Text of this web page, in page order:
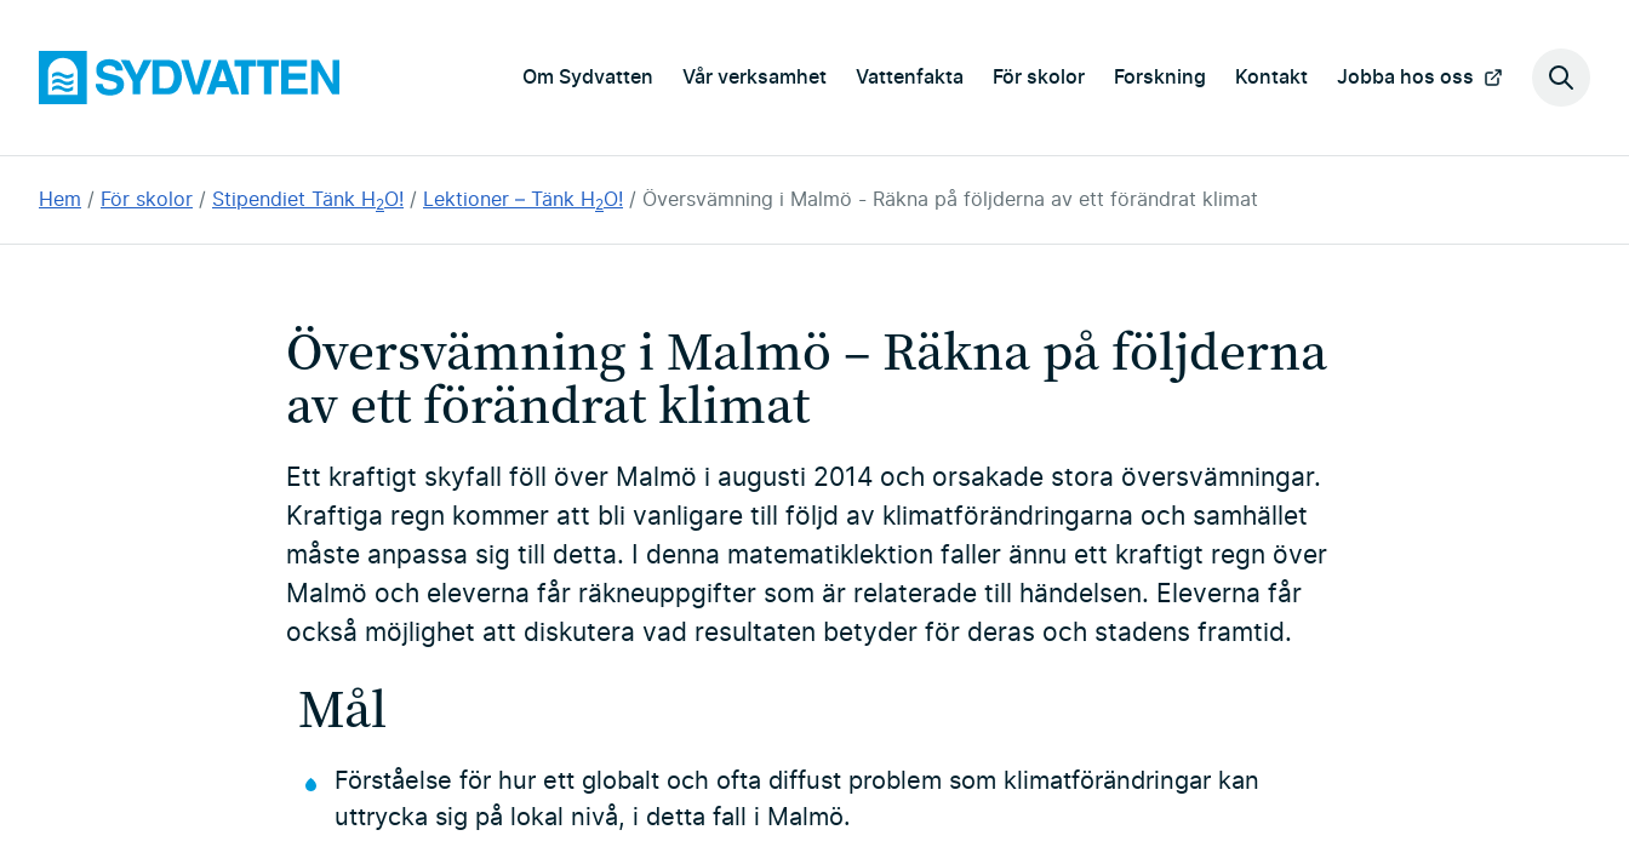
huvudinnehållet
Sydvatten Om Sydvatten Vår verksamhet Vattenfakta För skolor Forskning Kontakt Jobba hos oss
Sök
Du
Hem För skolor Stipendiet Tänk H 2O! Lektioner – Tänk H 2O! Översvämning i Malmö - Räkna på följderna av ett förändrat klimat
Översvämning i Malmö – Räkna på följderna
av ett förändrat klimat
Ett kraftigt skyfall föll över Malmö i augusti 2014 och orsakade stora översvämningar.
Kraftiga regn kommer att bli vanligare till följd av klimatförändringarna och samhället
måste anpassa sig till detta. I denna matematiklektion faller ännu ett kraftigt regn över
Malmö och eleverna får räkneuppgifter som är relaterade till händelsen. Eleverna får
också möjlighet att diskutera vad resultaten betyder för deras och stadens framtid.
Mål
Förståelse för hur ett globalt och ofta diffust problem som klimatförändringar kan
uttrycka sig på lokal nivå, i detta fall i Malmö.